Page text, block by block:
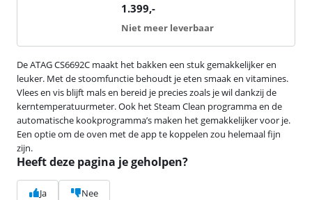
De ATAG CS6692C maakt het bakken een stuk gemakkelijker en
leuker. Met de stoomfunctie behoudt je eten smaak en vitamines.
Vlees en vis blijft mals en bereid je precies zoals je wil dankzij de
kerntemperatuurmeter. Ook het Steam Clean programma en de
automatische kookprogramma’s maken het gemakkelijker voor je.
Een optie om de oven met de app te koppelen zou helemaal fijn
zijn.
1.399,-
Niet meer leverbaar
Heeft deze pagina je geholpen?
Ja Nee